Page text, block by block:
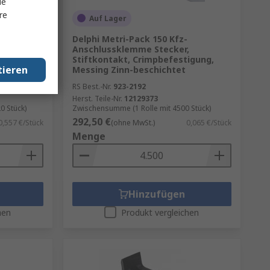
Stück)
€/Stück
Auf Lager
Delphi Metri-Pack 150 Kfz-
Anschlussklemme Stecker,
Stiftkontakt, Crimpbefestigung,
Messing Zinn-beschichtet
RS Best.-Nr. 923-2192
Herst. Teile-Nr. 12129373
Zwischensumme (1 Rolle mit 4500 Stück)
292,50 €(ohne MwSt.) 0,065 €/Stück
Menge
Hinzufügen
Produkt vergleichen